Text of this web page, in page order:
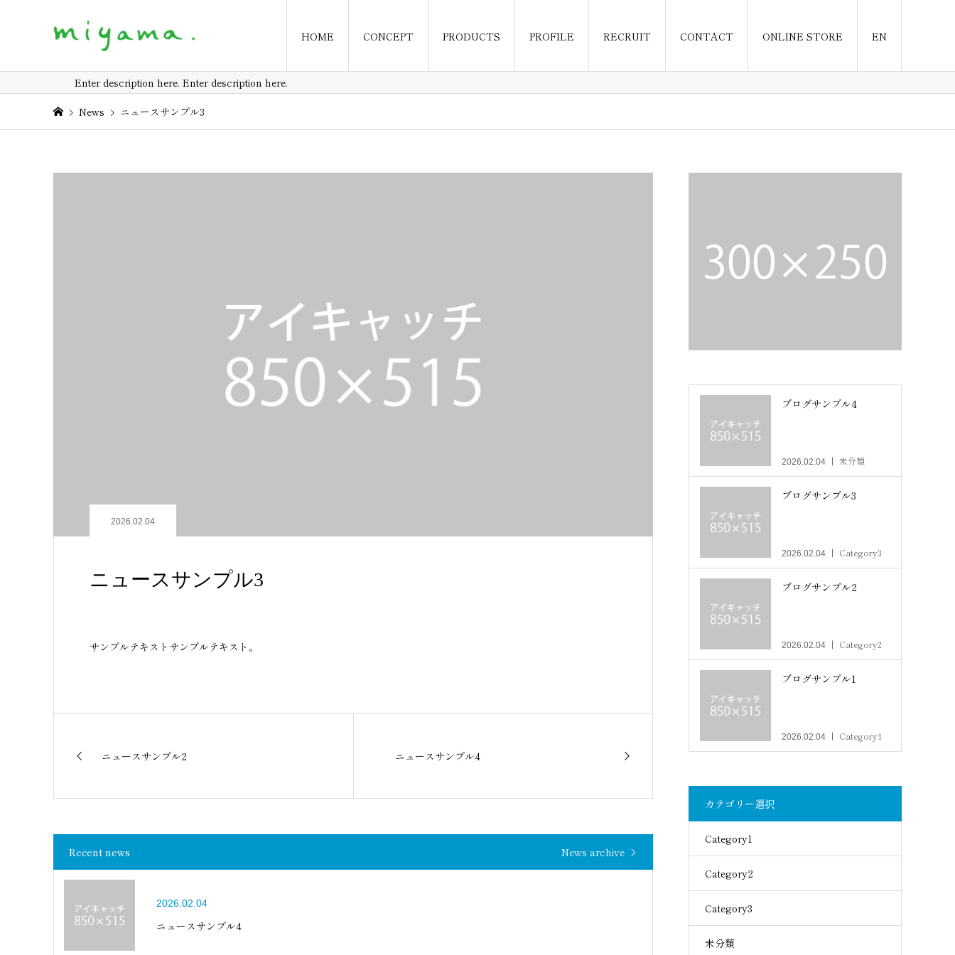
HOME CONCEPT PRODUCTS PROFILE RECRUIT CONTACT ONLINE STORE EN
Enter description here. Enter description here.
News ニュースサンプル3
2026.02.04
ニュースサンプル3
サンプルテキストサンプルテキスト。
ニュースサンプル2 ニュースサンプル4
Recent news News archive
2026.02.04
ニュースサンプル4
ブログサンプル4
2026.02.04 未分類
ブログサンプル3
2026.02.04 Category3
ブログサンプル2
2026.02.04 Category2
ブログサンプル1
2026.02.04 Category1
カテゴリー選択
Category1
Category2
Category3
未分類